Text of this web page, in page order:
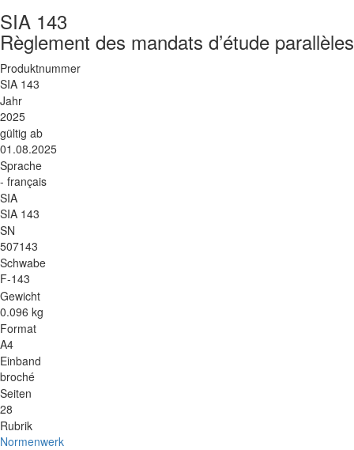
SIA 143
Règlement des mandats d’étude parallèles
Produktnummer
SIA 143
Jahr
2025
gültig ab
01.08.2025
Sprache
- français
SIA
SIA 143
SN
507143
Schwabe
F-143
Gewicht
0.096 kg
Format
A4
Einband
broché
Seiten
28
Rubrik
Normenwerk